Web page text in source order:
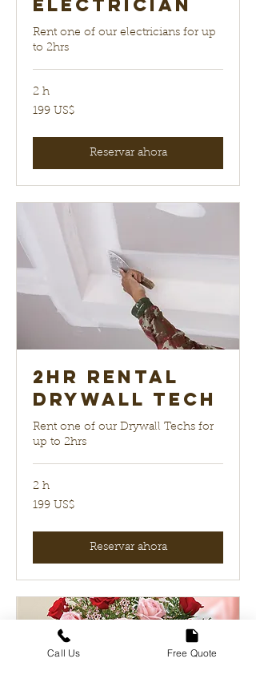
electrician
Rent one of our electricians for up
to 2hrs
2 h
199
dólares
199 US$
Reservar ahora
2hr Rental
Drywall Tech
Rent one of our Drywall Techs for
up to 2hrs
2 h
199
dólares
199 US$
Reservar ahora
Call Us Free Quote